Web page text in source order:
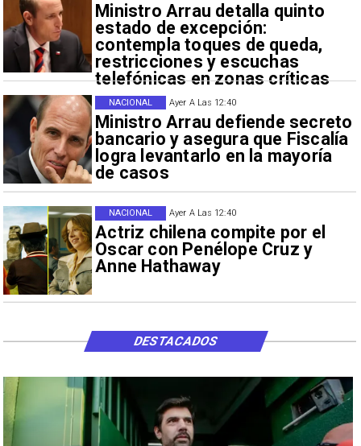
Ministro Arrau detalla quinto
estado de excepción:
contempla toques de queda,
restricciones y escuchas
telefónicas en zonas críticas
Ayer A Las 12:40
Ministro Arrau defiende secreto
bancario y asegura que Fiscalía
logra levantarlo en la mayoría
de casos
NACIONAL
Ayer A Las 12:40
Actriz chilena compite por el
Oscar con Penélope Cruz y
Anne Hathaway
NACIONAL
DESTACADOS